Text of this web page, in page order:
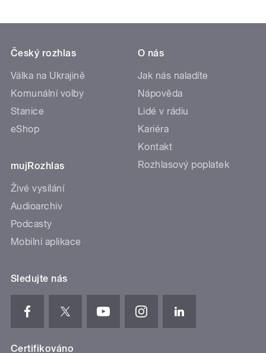
Český rozhlas
Válka na Ukrajině
Komunální volby
Stanice
eShop
mujRozhlas
Živé vysílání
Audioarchiv
Podcasty
Mobilní aplikace
O nás
Jak nás naladíte
Nápověda
Lidé v rádiu
Kariéra
Kontakt
Rozhlasový poplatek
Sledujte nás
Certifikováno